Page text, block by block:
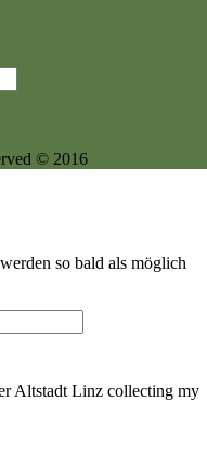
© 2016
so bald als möglich
Altstadt Linz collecting my